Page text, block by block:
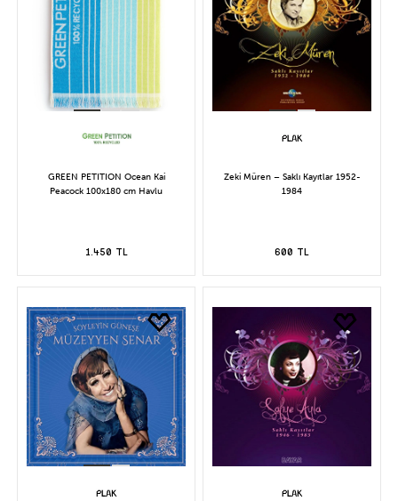
GREEN PETITION Ocean Kai
Peacock 100x180 cm Havlu
1.450 TL
Zeki Müren – Saklı Kayıtlar 1952-
1984
600 TL